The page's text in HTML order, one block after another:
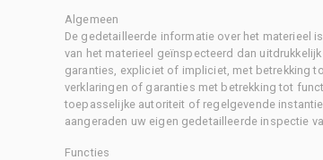
Algemeen
De gedetailleerde informatie over het materieel
van het materieel geïnspecteerd dan
garanties, expliciet of impliciet, met betrekking
verklaringen of garanties met betrekking tot
toepasselijke autoriteit of regelgevende
aangeraden uw eigen gedetailleerde inspectie
Functies